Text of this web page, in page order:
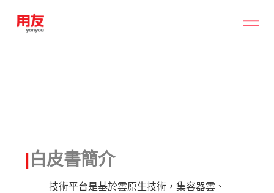
| 白皮書簡介
技術平台是基於雲原生技術，集容器雲、